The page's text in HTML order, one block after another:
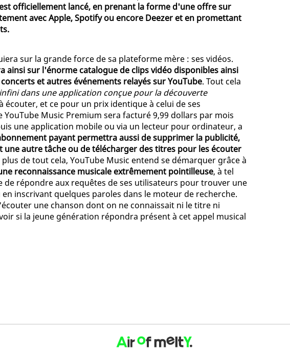
officiellement lancé, en prenant la forme d'une offre sur
avec Apple, Spotify ou encore Deezer et en promettant
sur la grande force de sa plateforme mère : ses vidéos.
ainsi sur l'énorme catalogue de clips vidéo disponibles ainsi
et autres événements relayés sur YouTube. Tout cela
dans une application conçue pour la découverte
écouter, et ce pour un prix identique à celui de ses
Music Premium sera facturé 9,99 dollars par mois
une application mobile ou via un lecteur pour ordinateur, a
payant permettra aussi de supprimer la publicité,
autre tâche ou de télécharger des titres pour les écouter
plus de tout cela, YouTube Music entend se démarquer grâce à
reconnaissance musicale extrêmement pointilleuse, à tel
de répondre aux requêtes de ses utilisateurs pour trouver une
inscrivant quelques paroles dans le moteur de recherche.
une chanson dont on ne connaissait ni le titre ni
si la jeune génération répondra présent à cet appel musical